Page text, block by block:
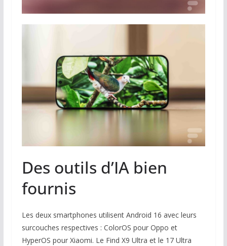
Des outils d’IA bien
fournis
Les deux smartphones utilisent Android 16 avec leurs
surcouches respectives : ColorOS pour Oppo et
HyperOS pour Xiaomi. Le Find X9 Ultra et le 17 Ultra